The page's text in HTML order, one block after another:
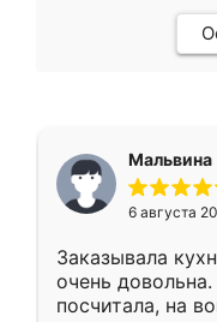
Мальвина
6 августа
Заказывала
очень
посчитала, на